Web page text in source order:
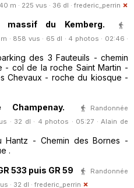
m · 225 vus · 36 dl · frederic_perrin
massif du Kemberg.
· 858 vus · 65 dl · 4 photos · 02:46 ·
des 3 Fauteuils - chemin
- col de la roche Saint Martin -
Chevaux - roche du kiosque -
Champenay.
Randonnée
· 32 dl · 4 photos · 05:27 ·Alain de
Hantz - Chemin des Bornes -
.
533 puis GR 59
Randonnée
· 32 dl · frederic_perrin